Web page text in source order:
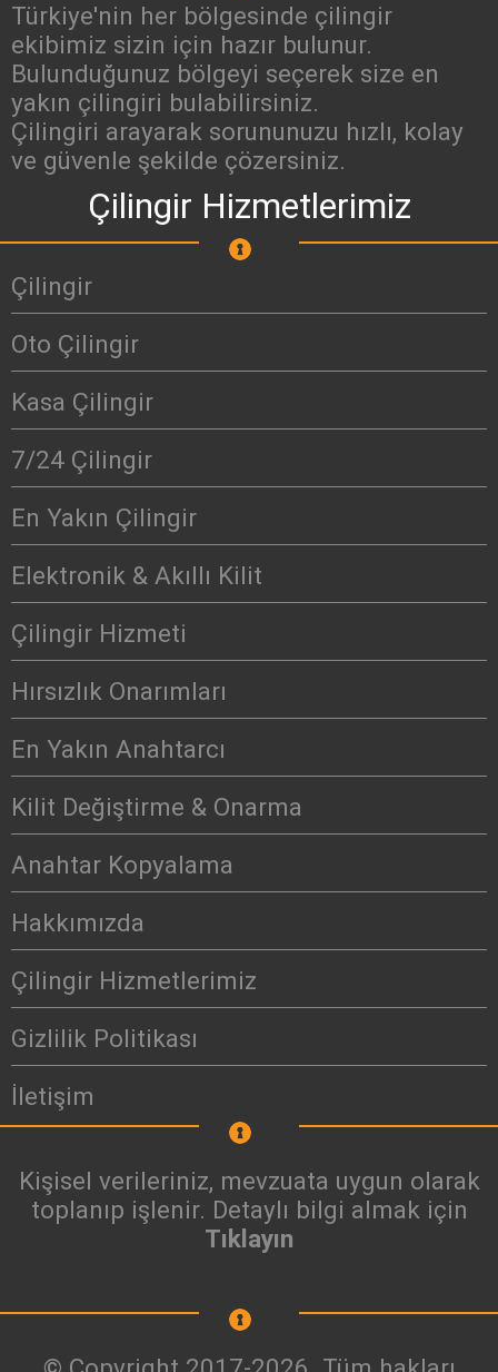
Türkiye'nin her bölgesinde çilingir
ekibimiz sizin için hazır bulunur.
Bulunduğunuz bölgeyi seçerek size en
yakın çilingiri bulabilirsiniz.
Çilingiri arayarak sorununuzu hızlı, kolay
ve güvenle şekilde çözersiniz.
Çilingir Hizmetlerimiz
Çilingir
Oto Çilingir
Kasa Çilingir
7/24 Çilingir
En Yakın Çilingir
Elektronik & Akıllı Kilit
Çilingir Hizmeti
Hırsızlık Onarımları
En Yakın Anahtarcı
Kilit Değiştirme & Onarma
Anahtar Kopyalama
Hakkımızda
Çilingir Hizmetlerimiz
Gizlilik Politikası
İletişim
Kişisel verileriniz, mevzuata uygun olarak
toplanıp işlenir. Detaylı bilgi almak için
Tıklayın